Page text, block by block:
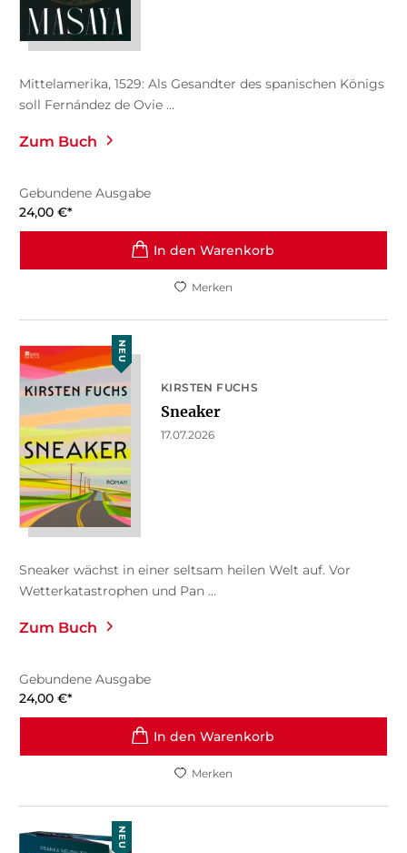
Mittelamerika, 1529: Als Gesandter des spanischen Königs
soll Fernández de Ovie ...
Zum Buch
Gebundene Ausgabe
24,00 €*
In den Warenkorb
Merken
NEU
KIRSTEN FUCHS
Sneaker
17.07.2026
Sneaker wächst in einer seltsam heilen Welt auf. Vor
Wetterkatastrophen und Pan ...
Zum Buch
Gebundene Ausgabe
24,00 €*
In den Warenkorb
Merken
NEU